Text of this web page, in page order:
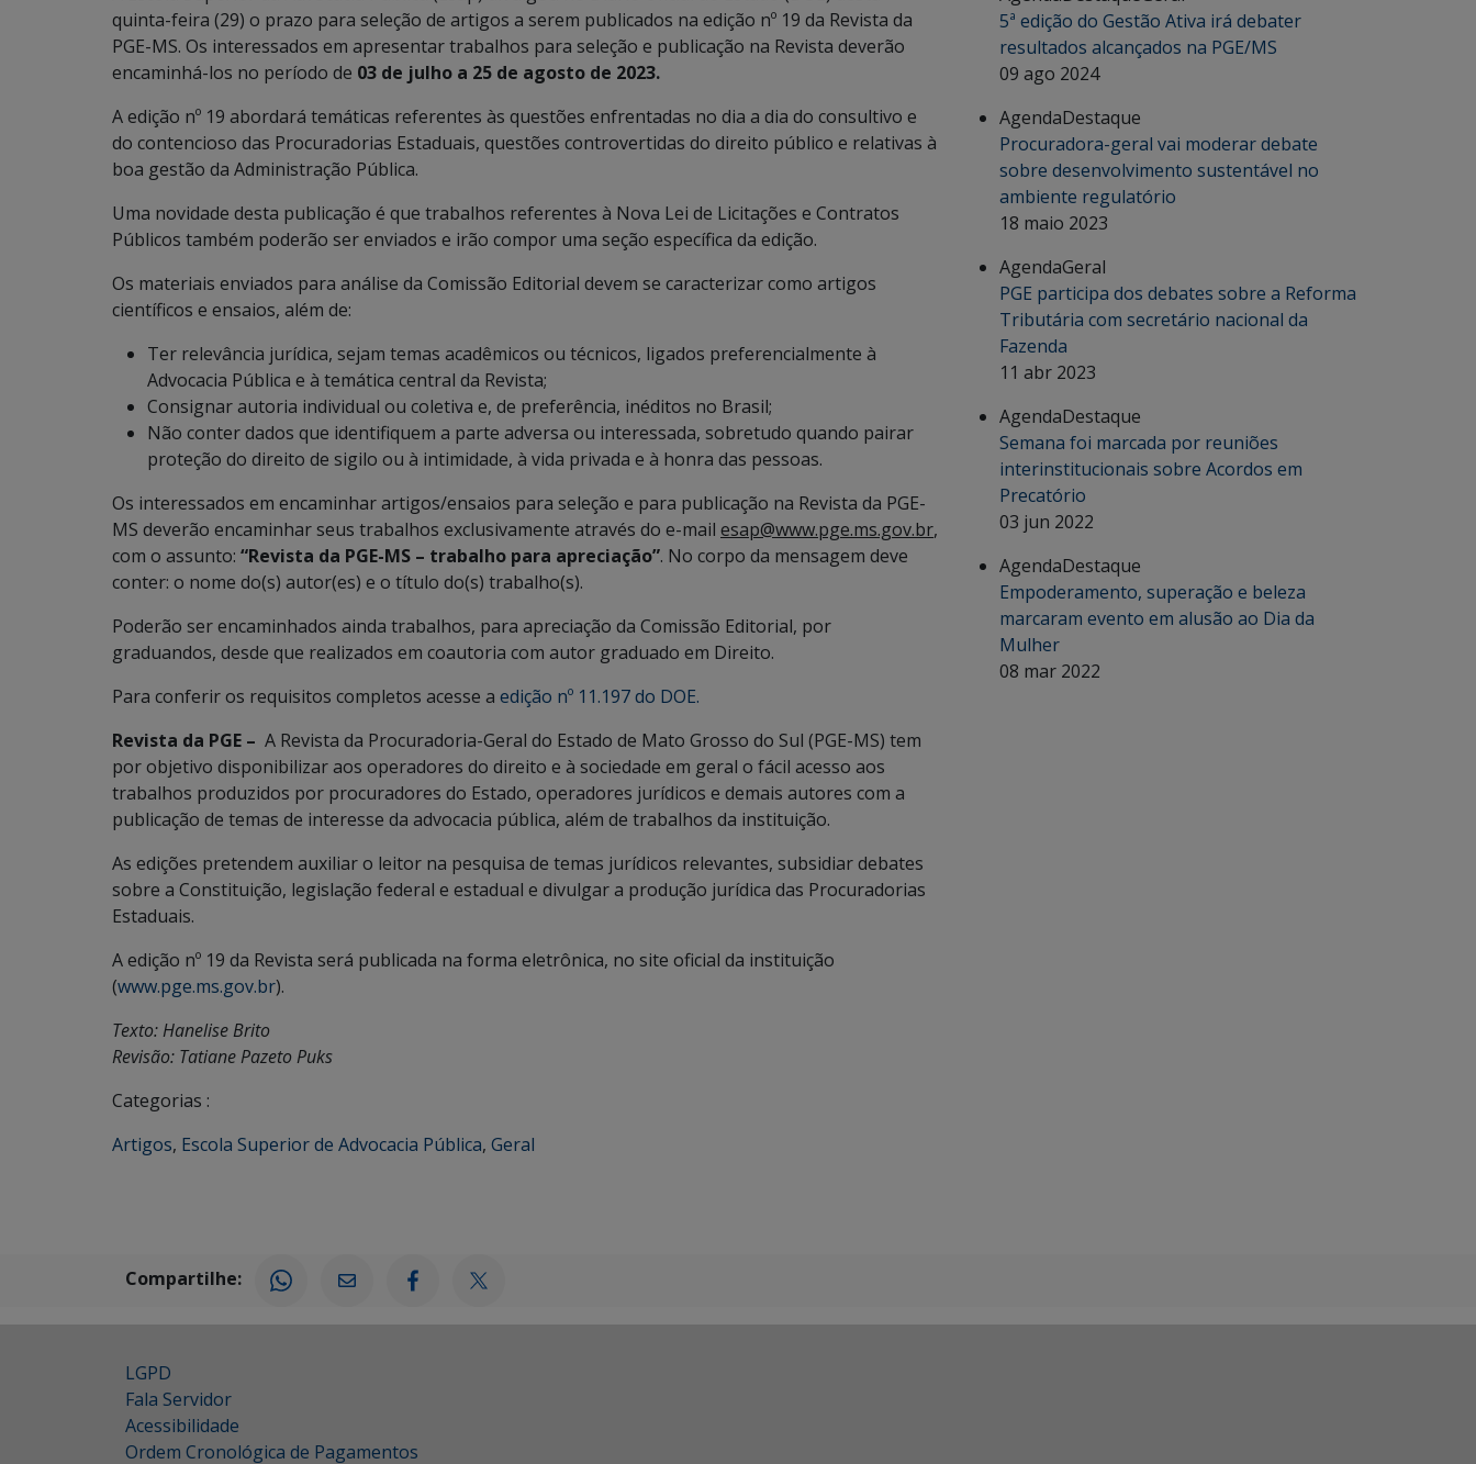
quinta-feira (29) o prazo para seleção de artigos a serem publicados na edição nº 19 da Revista da
PGE-MS. Os interessados em apresentar trabalhos para seleção e publicação na Revista deverão
encaminhá-los no período de 03 de julho a 25 de agosto de 2023.
A edição nº 19 abordará temáticas referentes às questões enfrentadas no dia a dia do consultivo e
do contencioso das Procuradorias Estaduais, questões controvertidas do direito público e relativas à
boa gestão da Administração Pública.
Uma novidade desta publicação é que trabalhos referentes à Nova Lei de Licitações e Contratos
Públicos também poderão ser enviados e irão compor uma seção específica da edição.
Os materiais enviados para análise da Comissão Editorial devem se caracterizar como artigos
científicos e ensaios, além de:
Ter relevância jurídica, sejam temas acadêmicos ou técnicos, ligados preferencialmente à
Advocacia Pública e à temática central da Revista;
Consignar autoria individual ou coletiva e, de preferência, inéditos no Brasil;
Não conter dados que identifiquem a parte adversa ou interessada, sobretudo quando pairar
proteção do direito de sigilo ou à intimidade, à vida privada e à honra das pessoas.
Os interessados em encaminhar artigos/ensaios para seleção e para publicação na Revista da PGE-
MS deverão encaminhar seus trabalhos exclusivamente através do e-mail esap@www.pge.ms.gov.br,
com o assunto: “Revista da PGE-MS – trabalho para apreciação”. No corpo da mensagem deve
conter: o nome do(s) autor(es) e o título do(s) trabalho(s).
Poderão ser encaminhados ainda trabalhos, para apreciação da Comissão Editorial, por
graduandos, desde que realizados em coautoria com autor graduado em Direito.
Para conferir os requisitos completos acesse a edição nº 11.197 do DOE.
Revista da PGE – A Revista da Procuradoria-Geral do Estado de Mato Grosso do Sul (PGE-MS) tem
por objetivo disponibilizar aos operadores do direito e à sociedade em geral o fácil acesso aos
trabalhos produzidos por procuradores do Estado, operadores jurídicos e demais autores com a
publicação de temas de interesse da advocacia pública, além de trabalhos da instituição.
As edições pretendem auxiliar o leitor na pesquisa de temas jurídicos relevantes, subsidiar debates
sobre a Constituição, legislação federal e estadual e divulgar a produção jurídica das Procuradorias
Estaduais.
A edição nº 19 da Revista será publicada na forma eletrônica, no site oficial da instituição
(www.pge.ms.gov.br).
Texto: Hanelise Brito
Revisão: Tatiane Pazeto Puks
Categorias :
Artigos, Escola Superior de Advocacia Pública, Geral
5ª edição do Gestão Ativa irá debater
resultados alcançados na PGE/MS
09 ago 2024
AgendaDestaque
Procuradora-geral vai moderar debate
sobre desenvolvimento sustentável no
ambiente regulatório
18 maio 2023
AgendaGeral
PGE participa dos debates sobre a Reforma
Tributária com secretário nacional da
Fazenda
11 abr 2023
AgendaDestaque
Semana foi marcada por reuniões
interinstitucionais sobre Acordos em
Precatório
03 jun 2022
AgendaDestaque
Empoderamento, superação e beleza
marcaram evento em alusão ao Dia da
Mulher
08 mar 2022
Compartilhe:
LGPD
Fala Servidor
Acessibilidade
Ordem Cronológica de Pagamentos